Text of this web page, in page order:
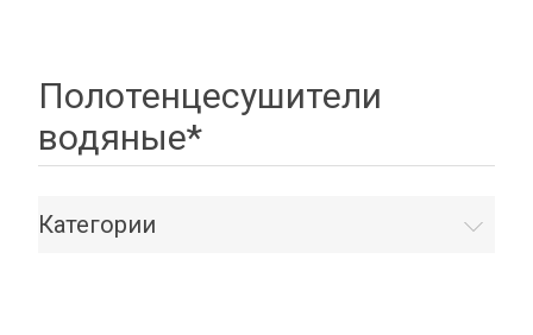
Полотенцесушители
водяные*
Категории